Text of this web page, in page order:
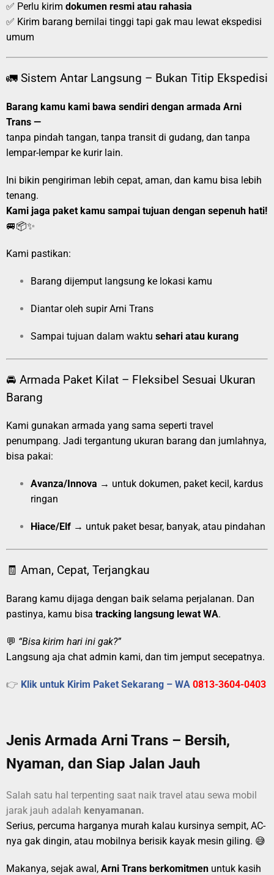
✅ Perlu kirim dokumen resmi atau rahasia
✅ Kirim barang bernilai tinggi tapi gak mau lewat ekspedisi
umum
🚛 Sistem Antar Langsung – Bukan Titip Ekspedisi
Barang kamu kami bawa sendiri dengan armada Arni
Trans —
tanpa pindah tangan, tanpa transit di gudang, dan tanpa
lempar-lempar ke kurir lain.
Ini bikin pengiriman lebih cepat, aman, dan kamu bisa lebih
tenang.
Kami jaga paket kamu sampai tujuan dengan sepenuh hati!
🚐📦✨
Kami pastikan:
Barang dijemput langsung ke lokasi kamu
Diantar oleh supir Arni Trans
Sampai tujuan dalam waktu sehari atau kurang
🚘 Armada Paket Kilat – Fleksibel Sesuai Ukuran
Barang
Kami gunakan armada yang sama seperti travel
penumpang. Jadi tergantung ukuran barang dan jumlahnya,
bisa pakai:
Avanza/Innova → untuk dokumen, paket kecil, kardus
ringan
Hiace/Elf → untuk paket besar, banyak, atau pindahan
🧾 Aman, Cepat, Terjangkau
Barang kamu dijaga dengan baik selama perjalanan. Dan
pastinya, kamu bisa tracking langsung lewat WA.
💬 “Bisa kirim hari ini gak?”
Langsung aja chat admin kami, dan tim jemput secepatnya.
👉 Klik untuk Kirim Paket Sekarang – WA 0813-3604-0403
Jenis Armada Arni Trans – Bersih,
Nyaman, dan Siap Jalan Jauh
Salah satu hal terpenting saat naik travel atau sewa mobil
jarak jauh adalah kenyamanan.
Serius, percuma harganya murah kalau kursinya sempit, AC-
nya gak dingin, atau mobilnya berisik kayak mesin giling. 😅
Makanya, sejak awal, Arni Trans berkomitmen untuk kasih